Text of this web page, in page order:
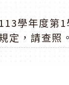
學年度第
定，請查照。